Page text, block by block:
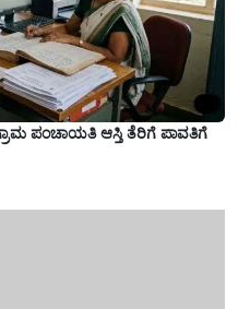
ಪಂಚಾಯತಿ ಆಸ್ತಿ ತೆರಿಗೆ ಪಾವತಿಗೆ